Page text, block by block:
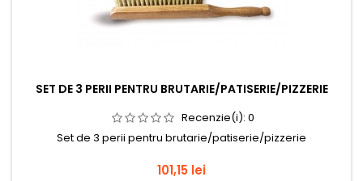
SET DE 3 PERII PENTRU BRUTARIE/PATISERIE/PIZZERIE
Recenzie(i): 0
Set de 3 perii pentru brutarie/patiserie/pizzerie
Pret
101,15 lei